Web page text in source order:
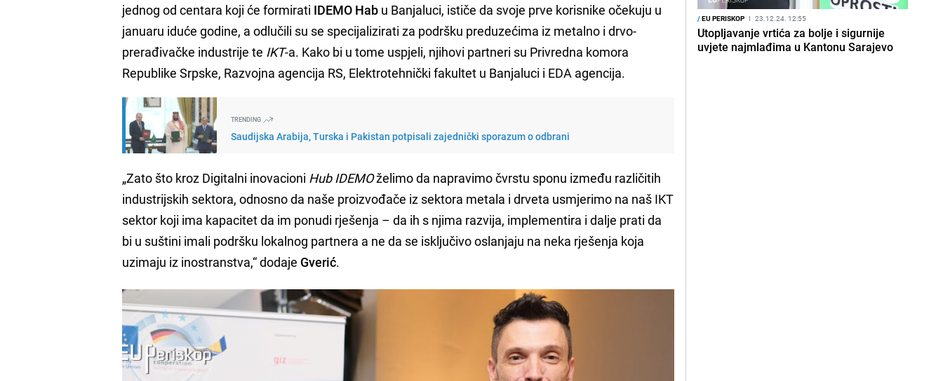
jednog od centara koji će formirati IDEMO Hab u Banjaluci, ističe da svoje prve korisnike očekuju u
januaru iduće godine, a odlučili su se specijalizirati za podršku preduzećima iz metalno i drvo-
prerađivačke industrije te IKT-a. Kako bi u tome uspjeli, njihovi partneri su Privredna komora
Republike Srpske, Razvojna agencija RS, Elektrotehnički fakultet u Banjaluci i EDA agencija.
TRENDING
Saudijska Arabija, Turska i Pakistan potpisali zajednički sporazum o odbrani
„Zato što kroz Digitalni inovacioni Hub IDEMOželimo da napravimo čvrstu sponu između različitih
industrijskih sektora, odnosno da naše proizvođače iz sektora metala i drveta usmjerimo na naš IKT
sektor koji ima kapacitet da im ponudi rješenja – da ih s njima razvija, implementira i dalje prati da
bi u suštini imali podršku lokalnog partnera a ne da se isključivo oslanjaju na neka rješenja koja
uzimaju iz inostranstva,“ dodaje Gverić.
/EU PERISKOP I 23.12.24. 12:55
Utopljavanje vrtića za bolje i sigurnije
uvjete najmlađima u Kantonu Sarajevo